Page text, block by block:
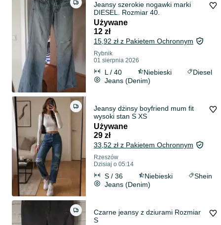
Jeansy szerokie nogawki marki
DIESEL. Rozmiar 40.
Używane
12 zł
15,92 zł z Pakietem Ochronnym
Rybnik
01 sierpnia 2026
L / 40 Niebieski
Diesel
Jeans (Denim)
Jeansy dżinsy boyfriend mum fit
wysoki stan S XS
Używane
29 zł
33,52 zł z Pakietem Ochronnym
Rzeszów
Dzisiaj o 05:14
S / 36 Niebieski
Shein
Jeans (Denim)
Czarne jeansy z dziurami Rozmiar
S